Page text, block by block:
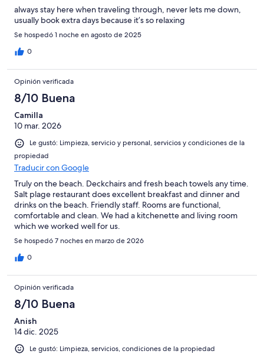
always stay here when traveling through, never lets me down,
usually book extra days because it’s so relaxing
Se hospedó 1 noche en agosto de 2025
0
Opinión verificada
8/10 Buena
Camilla
10 mar. 2026
Le gustó: Limpieza, servicio y personal, servicios y condiciones de la
propiedad
Traducir con Google
Truly on the beach. Deckchairs and fresh beach towels any time.
Salt plage restaurant does excellent breakfast and dinner and
drinks on the beach. Friendly staff. Rooms are functional,
comfortable and clean. We had a kitchenette and living room
which we worked well for us.
Se hospedó 7 noches en marzo de 2026
0
Opinión verificada
8/10 Buena
Anish
14 dic. 2025
Le gustó: Limpieza, servicios, condiciones de la propiedad